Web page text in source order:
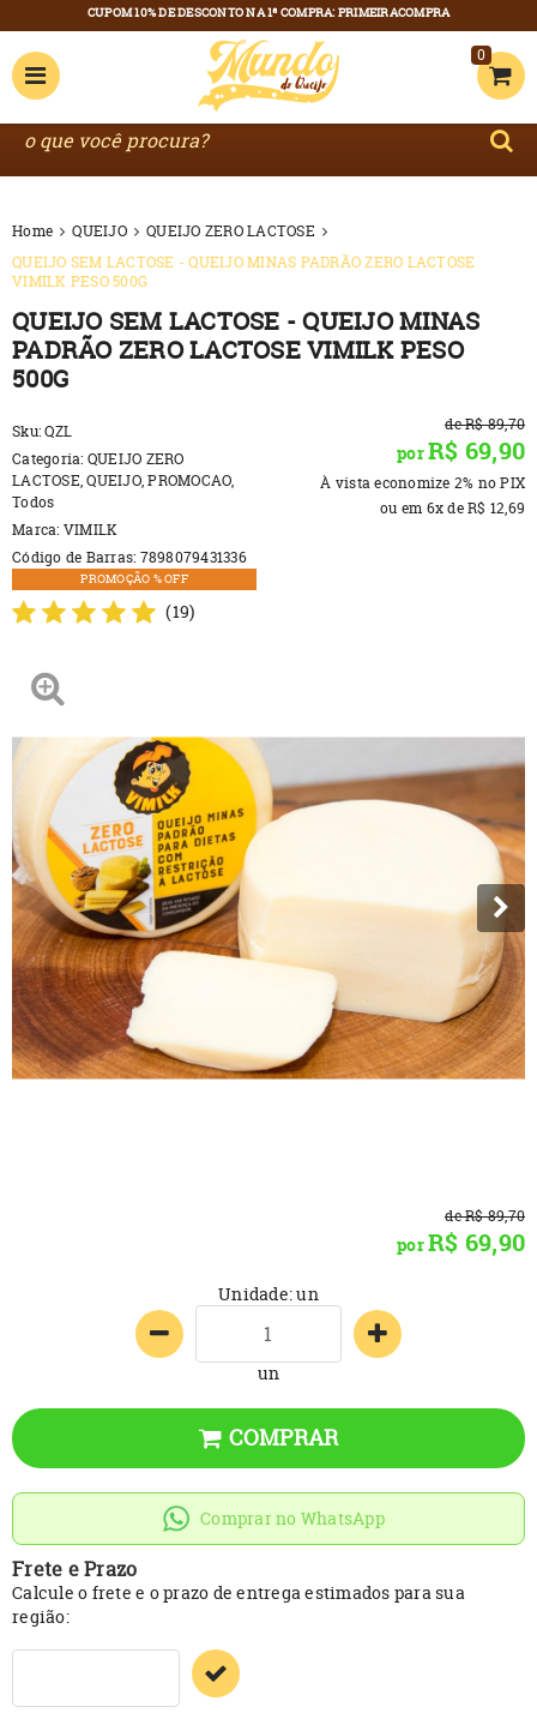
0
Home QUEIJO
QUEIJO ZERO LACTOSE
QUEIJO SEM LACTOSE - QUEIJO MINAS PADRÃO ZERO LACTOSE
VIMILK PESO 500G
QUEIJO SEM LACTOSE - QUEIJO MINAS
PADRÃO ZERO LACTOSE VIMILK PESO
500G
Sku:QZL
Categoria: QUEIJO ZERO
LACTOSE,QUEIJO,PROMOCAO,
Todos
Marca: VIMILK
Código de Barras: 7898079431336
PROMOÇÃO % OFF
(19)
deR$ 89,70
porR$ 69,90
À vista economize 2% no PIX
ou em 6xdeR$ 12,69
deR$ 89,70
porR$ 69,90
Unidade: un
un
COMPRAR
Comprar no WhatsApp
Frete e Prazo
Calcule o frete e o prazo de entrega estimados para sua
região: